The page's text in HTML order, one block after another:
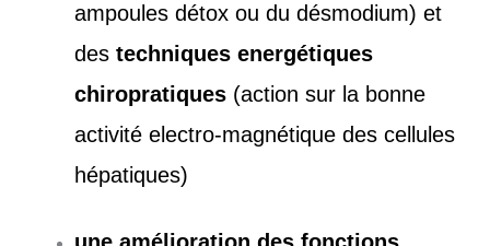
ampoules détox ou du désmodium) et
des techniques energétiques
chiropratiques (action sur la bonne
activité electro-magnétique des cellules
hépatiques)